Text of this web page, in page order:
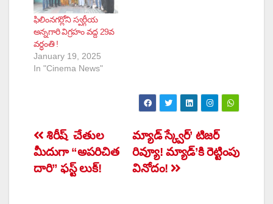
ఫిలింనగర్లోని స్వర్గీయ
అన్నగారి విగ్రహం వద్ద 29వ
వర్ధంతి !
January 19, 2025
In "Cinema News"
Post
navigation
మ్యాడ్ స్క్వేర్’ టిజర్
రివ్యూ! మ్యాడ్’కి రెట్టింపు
వినోదం!
శిరీష్ చేతుల
మీదుగా “అపరిచిత
దారి” ఫస్ట్ లుక్!